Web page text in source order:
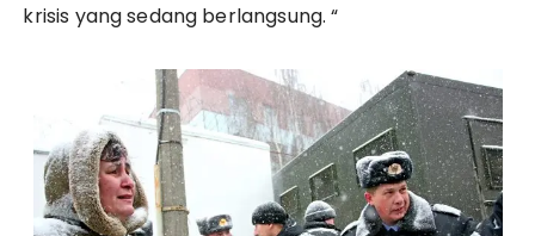
krisis yang sedang berlangsung. “